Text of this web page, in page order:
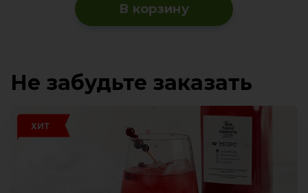
В корзину
Не забудьте заказать
ХИТ